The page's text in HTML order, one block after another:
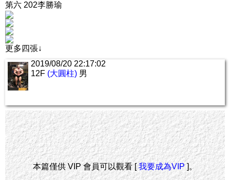
第六 202李勝瑜
更多四張↓
2019/08/20 22:17:02
12F (大圓柱) 男
本篇僅供 VIP 會員可以觀看 [我要成為VIP]。